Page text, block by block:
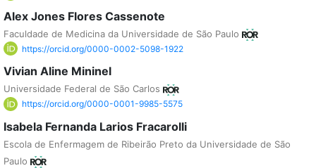
Alex Jones Flores Cassenote
Faculdade de Medicina da Universidade de São Paulo
https://orcid.org/0000-0002-5098-1922
Vivian Aline Mininel
Universidade Federal de São Carlos
https://orcid.org/0000-0001-9985-5575
Isabela Fernanda Larios Fracarolli
Escola de Enfermagem de Ribeirão Preto da Universidade de São
Paulo